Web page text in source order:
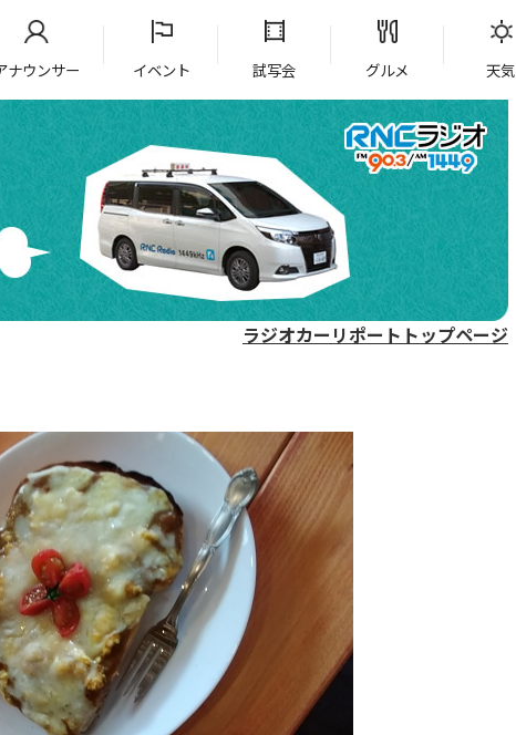
ナウンサー イベント 試写会 グルメ 天気
ラジオカーリポートトップページ